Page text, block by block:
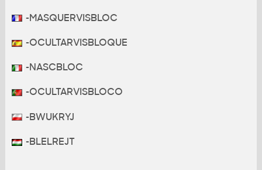
-MASQUERVISBLOC
-OCULTARVISBLOQUE
-NASCBLOC
-OCULTARVISBLOCO
-BWUKRYJ
-BLELREJT